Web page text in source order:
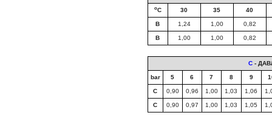
oC 30 35 40
B 1,24 1,00 0,82
B 1,00 1,00 0,82
C -
bar 5 6 7 8 9
C 0,90 0,96 1,00 1,03 1,06
C 0,90 0,97 1,00 1,03 1,05